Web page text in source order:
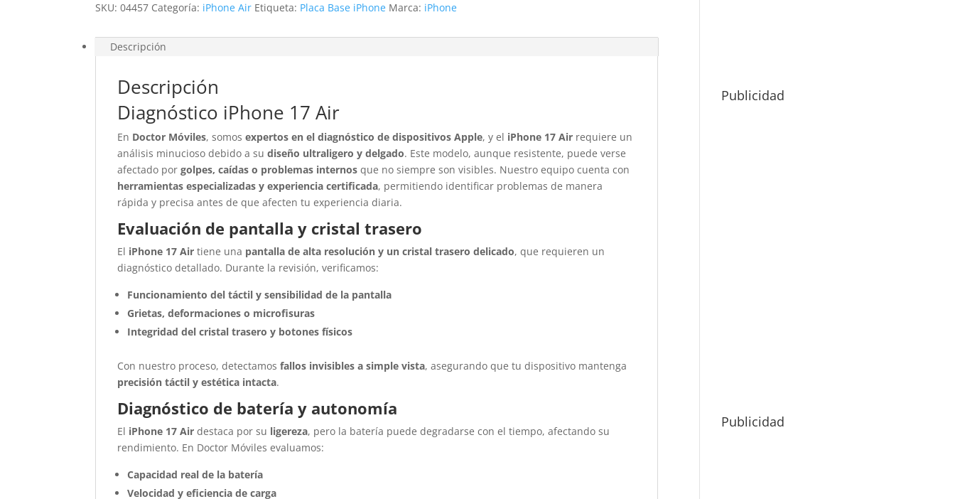
SKU:04457 Categoría: iPhone Air Etiqueta: Placa Base iPhone Marca: iPhone
Descripción
Descripción
Diagnóstico iPhone 17 Air
En Doctor Móviles, somosexpertos en el diagnóstico de dispositivos Apple, y el iPhone 17 Air requiere un
análisis minucioso debido a sudiseño ultraligero y delgado. Este modelo, aunque resistente, puede verse
afectado porgolpes, caídas o problemas internos que no siempre son visibles. Nuestro equipo cuenta con
herramientas especializadas y experiencia certificada, permitiendo identificar problemas de manera
rápida y precisa antes de que afecten tu experiencia diaria.
Evaluación de pantalla y cristal trasero
El iPhone 17 Air tiene una pantalla de alta resolución y un cristal trasero delicado, que requieren un
diagnóstico detallado. Durante la revisión, verificamos:
Funcionamiento del táctil y sensibilidad de la pantalla
Grietas, deformaciones o microfisuras
Integridad del cristal trasero y botones físicos
Con nuestro proceso, detectamosfallos invisibles a simple vista, asegurando que tu dispositivo mantenga
precisión táctil y estética intacta.
Diagnóstico de batería y autonomía
El iPhone 17 Air destaca por su ligereza, pero la batería puede degradarse con el tiempo, afectando su
rendimiento. En Doctor Móviles evaluamos:
Capacidad real de la batería
Velocidad y eficiencia de carga
Publicidad
Publicidad